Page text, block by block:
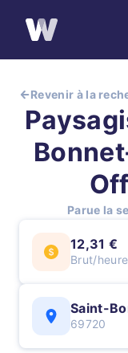
Revenir à la
Parue la
12,31 €
Brut/heure
Saint-
69720